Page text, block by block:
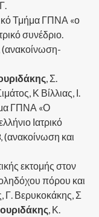
, Γ.
Τμήμα ΓΠΝΑ «ο
συνέδριο.
, Σ.
Κ Βίλλιας, Ι.
ΓΠΝΑ «Ο
Ιατρικό
και
εκτομής στον
πόρου και
Γ. Βερυκοκάκης, Σ
, Κ.